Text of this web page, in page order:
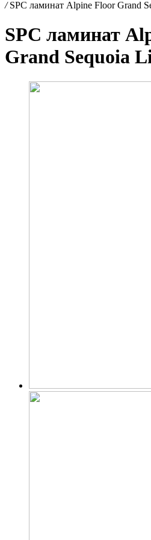
/ SPC ламинат Alpine Floor Grand
SPC ламинат
Grand Sequoia